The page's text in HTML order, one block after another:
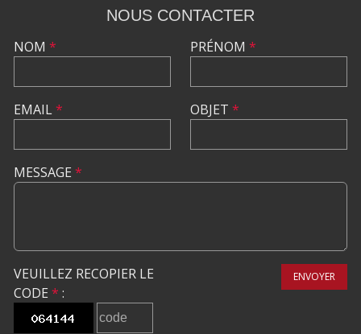
NOUS CONTACTER
NOM *
EMAIL*
PRÉNOM *
OBJET *
MESSAGE *
VEUILLEZ RECOPIER LE
CODE * :
ENVOYER